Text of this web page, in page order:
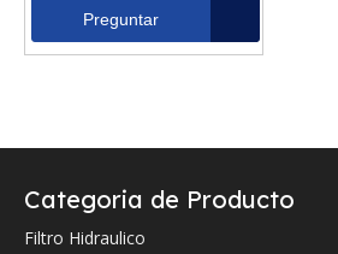
ST1939
Preguntar
Categoria de Producto
Filtro Hidraulico